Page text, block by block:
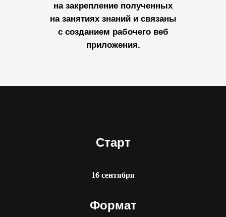
на закрепление полученных
на занятиях знаний и связаны
с созданием рабочего веб
приложения.
Старт
16 сентября
Формат